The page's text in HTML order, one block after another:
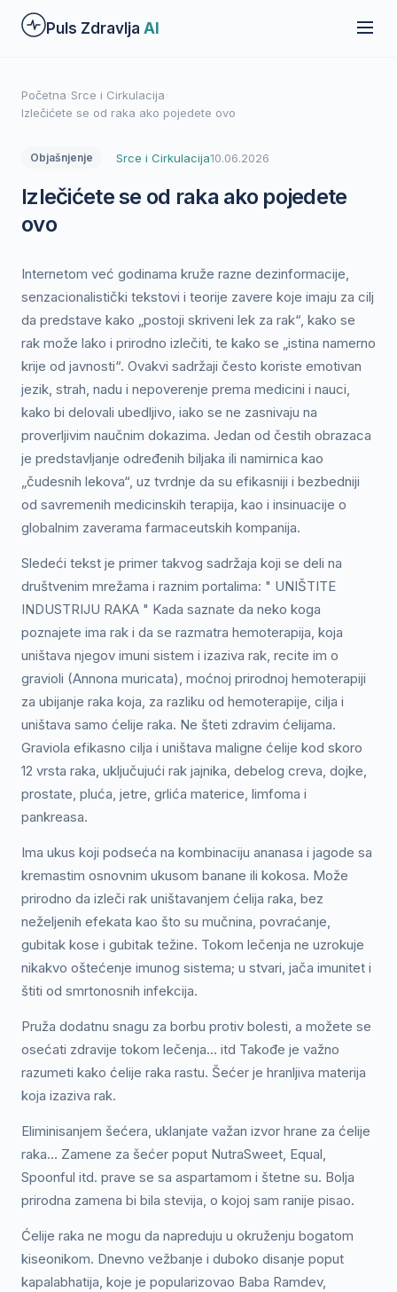
Preskoči
Puls Zdravlja AI
Početna Srce i Cirkulacija
Izlečićete se od raka ako pojedete ovo
Objašnjenje Srce i Cirkulacija10.06.2026
Izlečićete se od raka ako pojedete
ovo
Internetom već godinama kruže razne dezinformacije,
senzacionalistički tekstovi i teorije zavere koje imaju za cilj
da predstave kako „postoji skriveni lek za rak“, kako se
rak može lako i prirodno izlečiti, te kako se „istina namerno
krije od javnosti“. Ovakvi sadržaji često koriste emotivan
jezik, strah, nadu i nepoverenje prema medicini i nauci,
kako bi delovali ubedljivo, iako se ne zasnivaju na
proverljivim naučnim dokazima. Jedan od čestih obrazaca
je predstavljanje određenih biljaka ili namirnica kao
„čudesnih lekova“, uz tvrdnje da su efikasniji i bezbedniji
od savremenih medicinskih terapija, kao i insinuacije o
globalnim zaverama farmaceutskih kompanija.
Sledeći tekst je primer takvog sadržaja koji se deli na
društvenim mrežama i raznim portalima: " UNIŠTITE
INDUSTRIJU RAKA " Kada saznate da neko koga
poznajete ima rak i da se razmatra hemoterapija, koja
uništava njegov imuni sistem i izaziva rak, recite im o
gravioli (Annona muricata), moćnoj prirodnoj hemoterapiji
za ubijanje raka koja, za razliku od hemoterapije, cilja i
uništava samo ćelije raka. Ne šteti zdravim ćelijama.
Graviola efikasno cilja i uništava maligne ćelije kod skoro
12 vrsta raka, uključujući rak jajnika, debelog creva, dojke,
prostate, pluća, jetre, grlića materice, limfoma i
pankreasa.
Ima ukus koji podseća na kombinaciju ananasa i jagode sa
kremastim osnovnim ukusom banane ili kokosa. Može
prirodno da izleči rak uništavanjem ćelija raka, bez
neželjenih efekata kao što su mučnina, povraćanje,
gubitak kose i gubitak težine. Tokom lečenja ne uzrokuje
nikakvo oštećenje imunog sistema; u stvari, jača imunitet i
štiti od smrtonosnih infekcija.
Pruža dodatnu snagu za borbu protiv bolesti, a možete se
osećati zdravije tokom lečenja... itd Takođe je važno
razumeti kako ćelije raka rastu. Šećer je hranljiva materija
koja izaziva rak.
Eliminisanjem šećera, uklanjate važan izvor hrane za ćelije
raka… Zamene za šećer poput NutraSweet, Equal,
Spoonful itd. prave se sa aspartamom i štetne su. Bolja
prirodna zamena bi bila stevija, o kojoj sam ranije pisao.
Ćelije raka ne mogu da napreduju u okruženju bogatom
kiseonikom. Dnevno vežbanje i duboko disanje poput
kapalabhatija, koje je popularizovao Baba Ramdev,